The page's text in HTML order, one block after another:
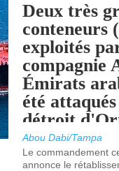
Deux très
conteneurs
exploités
compagnie
Émirats
été
détroit
Abou Dabi/Tampa
Le commandement
annonce le